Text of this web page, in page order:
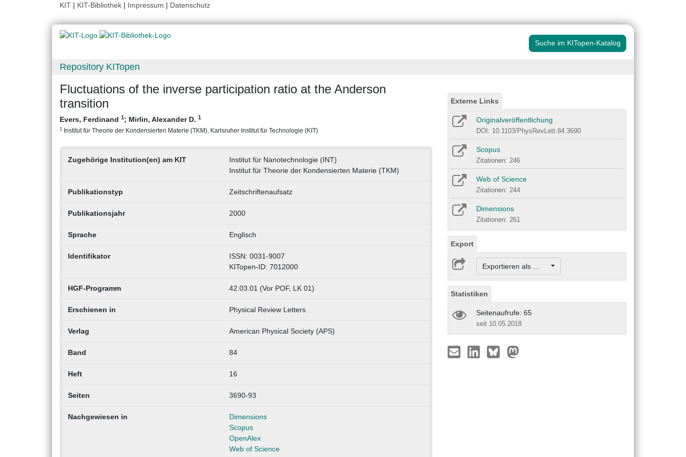
KIT | KIT-Bibliothek | Impressum | Datenschutz
Suche im KITopen-Katalog
Repository KITopen
Fluctuations of the inverse participation ratio at the Anderson
transition
Evers, Ferdinand 1; Mirlin, Alexander D. 1
1 Institut für Theorie der Kondensierten Materie (TKM), Karlsruher Institut für Technologie (KIT)
Zugehörige Institution(en) am KIT
Institut für Nanotechnologie (INT)
Institut für Theorie der Kondensierten Materie (TKM)
Publikationstyp Zeitschriftenaufsatz
Publikationsjahr 2000
Sprache Englisch
Identifikator
ISSN: 0031-9007
KITopen-ID: 7012000
HGF-Programm 42.03.01 (Vor POF, LK 01)
Erschienen in Physical Review Letters
Verlag American Physical Society (APS)
Band 84
Heft 16
Seiten 3690-93
Nachgewiesen in
Dimensions
Scopus
OpenAlex
Web of Science
Externe Links
Originalveröffentlichung
DOI: 10.1103/PhysRevLett.84.3690
Scopus
Zitationen: 246
Web of Science
Zitationen: 244
Dimensions
Zitationen: 261
Export
Exportieren als ...
Statistiken
Seitenaufrufe: 65
seit 10.05.2018